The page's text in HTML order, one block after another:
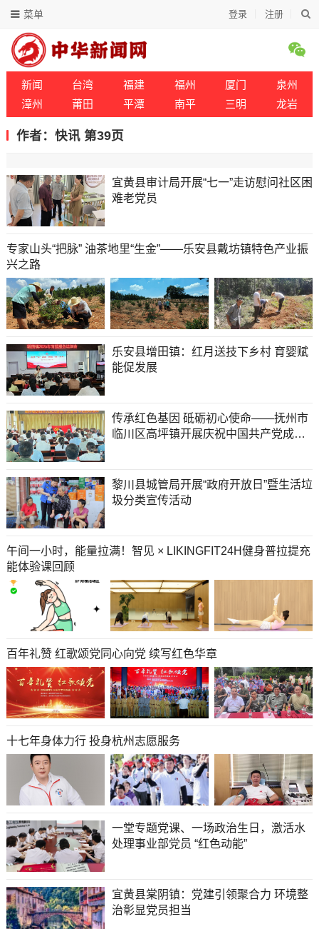
登录 注册
菜单
新闻 台湾 福建 福州 厦门
泉州
漳州
莆田 平潭 南平 三明 龙岩
作者：快讯 第39页
宜黄县审计局开展“七一”走访慰问社区困
难老党员
专家山头“把脉” 油茶地里“生金”——乐安县戴坊镇特色产业振
兴之路
乐安县增田镇：红月送技下乡村 育婴赋
能促发展
传承红色基因 砥砺初心使命——抚州市
临川区高坪镇开展庆祝中国共产党成立
黎川县城管局开展“政府开放日”暨生活垃
圾分类宣传活动
午间一小时，能量拉满！智见 × LIKINGFIT24H健身普拉提充
能体验课回顾
百年礼赞 红歌颂党同心向党 续写红色华章
十七年身体力行 投身杭州志愿服务
一堂专题党课、一场政治生日，激活水
处理事业部党员 “红色动能”
宜黄县棠阴镇：党建引领聚合力 环境整
治彰显党员担当